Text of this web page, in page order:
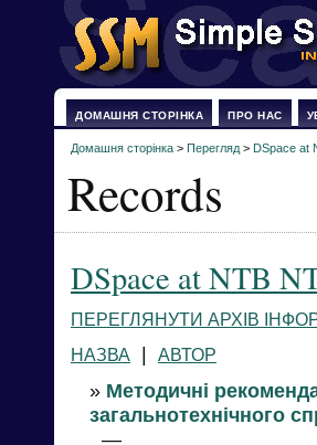
ДОМАШНЯ СТОРІНКА ПРО НАС
Домашня сторінка > Перегляд > DSpace at
Records
DSpace at NTB
ПЕРЕГЛЯНУТИ АРХІВ
НАЗВА
| АВТОР
» Методичні
загальнотехнічного
—